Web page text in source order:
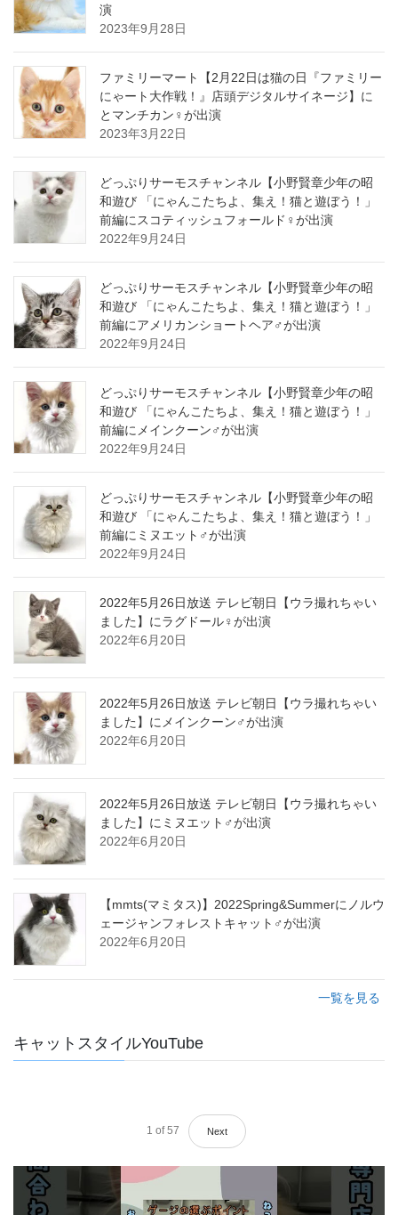
演
2023年9月28日
ファミリーマート【2月22日は猫の日『ファミリー
にゃート大作戦！』店頭デジタルサイネージ】に
とマンチカン♀が出演
2023年3月22日
どっぷりサーモスチャンネル【小野賢章少年の昭
和遊び 「にゃんこたちよ、集え！猫と遊ぼう！」
前編にスコティッシュフォールド♀が出演
2022年9月24日
どっぷりサーモスチャンネル【小野賢章少年の昭
和遊び 「にゃんこたちよ、集え！猫と遊ぼう！」
前編にアメリカンショートヘア♂が出演
2022年9月24日
どっぷりサーモスチャンネル【小野賢章少年の昭
和遊び 「にゃんこたちよ、集え！猫と遊ぼう！」
前編にメインクーン♂が出演
2022年9月24日
どっぷりサーモスチャンネル【小野賢章少年の昭
和遊び 「にゃんこたちよ、集え！猫と遊ぼう！」
前編にミヌエット♂が出演
2022年9月24日
2022年5月26日放送 テレビ朝日【ウラ撮れちゃい
ました】にラグドール♀が出演
2022年6月20日
2022年5月26日放送 テレビ朝日【ウラ撮れちゃい
ました】にメインクーン♂が出演
2022年6月20日
2022年5月26日放送 テレビ朝日【ウラ撮れちゃい
ました】にミヌエット♂が出演
2022年6月20日
【mmts(マミタス)】2022Spring&Summerにノルウ
ェージャンフォレストキャット♂が出演
2022年6月20日
一覧を見る
キャットスタイルYouTube
1 of 57 Next